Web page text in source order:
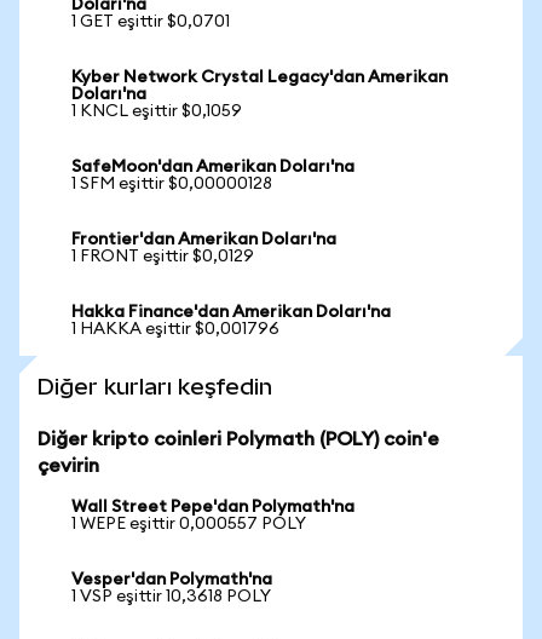
Doları'na
1 GET eşittir $0,0701
Kyber Network Crystal Legacy'dan Amerikan
Doları'na
1 KNCL eşittir $0,1059
SafeMoon'dan Amerikan Doları'na
1 SFM eşittir $0,00000128
Frontier'dan Amerikan Doları'na
1 FRONT eşittir $0,0129
Hakka Finance'dan Amerikan Doları'na
1 HAKKA eşittir $0,001796
Diğer kurları keşfedin
Diğer kripto coinleri Polymath (POLY) coin'e
çevirin
Wall Street Pepe'dan Polymath'na
1 WEPE eşittir 0,000557 POLY
Vesper'dan Polymath'na
1 VSP eşittir 10,3618 POLY